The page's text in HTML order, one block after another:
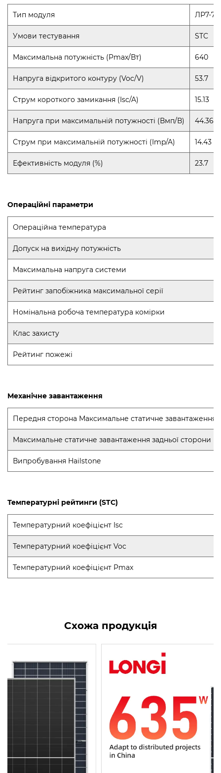
Тип модуля ЛР7-
Умови тестування STC
Максимальна потужність (Pmax/Вт) 640
Напруга відкритого контуру (Voc/V) 53.7
Струм короткого замикання (Isc/A) 15.13
Напруга при максимальній потужності (Вмп/В) 44.36
Струм при максимальній потужності (Imp/A) 14.43
Ефективність модуля (%) 23.7
Операційні параметри
Операційна температура
Допуск на вихідну потужність
Максимальна напруга системи
Рейтинг запобіжника максимальної серії
Номінальна робоча температура комірки
Клас захисту
Рейтинг пожежі
Механічне завантаження
Передня сторона Максимальне статичне завантаження
Максимальне статичне завантаження задньої сторони
Випробування Hailstone
Температурні рейтинги (STC)
Температурний коефіцієнт Isc
Температурний коефіцієнт Voc
Температурний коефіцієнт Pmax
Схожа продукція